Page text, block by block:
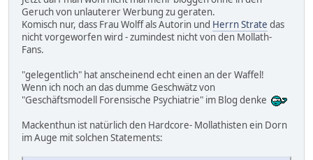
Geruch von unlauterer Werbung zu geraten.
Komisch nur, dass Frau Wolff als Autorin und Herrn Strate das
nicht vorgeworfen wird - zumindest nicht von den Mollath-
Fans.
"gelegentlich" hat anscheinend echt einen an der Waffel!
Wenn ich noch an das dumme Geschwätz von
"Geschäftsmodell Forensische Psychiatrie" im Blog denke
Mackenthun ist natürlich den Hardcore- Mollathisten ein Dorn
im Auge mit solchen Statements: